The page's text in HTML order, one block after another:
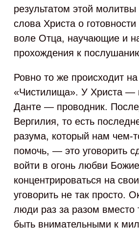
результатом этой молитвы
слова Христа о
воле Отца, научающие и
прохождения к
Ровно то же происходит на
«Чистилища». У Христа —
Данте — проводник.
Вергилия, то есть
разума, который нам чем-
помочь, — это уговорить
войти в огонь любви
концентрироваться на
уговорить не так просто.
люди раз за разом вместо
быть внимательными к